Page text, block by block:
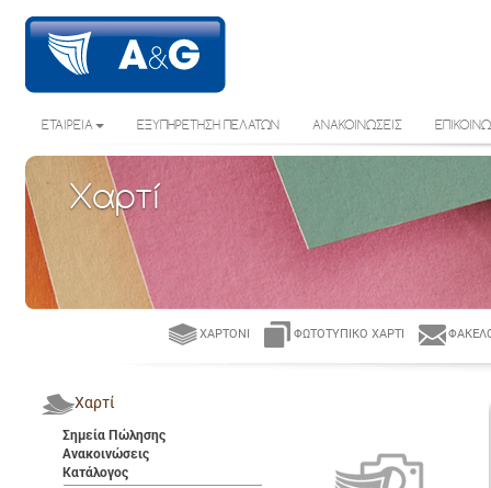
ΕΤΑΙΡΕΙΑ ΕΞΥΠΗΡΕΤΗΣΗ ΠΕΛΑΤΩΝ ΑΝΑΚΟΙΝΩΣΕΙΣ
Χαρτί
ΧΑΡΤΌΝΙ ΦΩΤΟΤΥΠΙΚΌ ΧΑΡΤΊ
Χαρτί
Σημεία Πώλησης
Ανακοινώσεις
Κατάλογος